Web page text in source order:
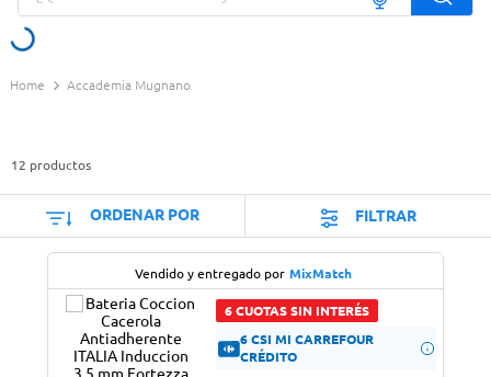
Accademia Mugnano
12 productos
ORDENAR POR FILTRAR
Vendido y entregado por MixMatch
6 CUOTAS SIN INTERÉS
6 CSI MI CARREFOUR
CRÉDITO
Términos más buscados
Yerba
Doves
Papas Fritas